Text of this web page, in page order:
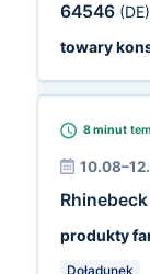
64546 (DE)
towary
8 minut
Rhinebeck
produkty
Doładunek